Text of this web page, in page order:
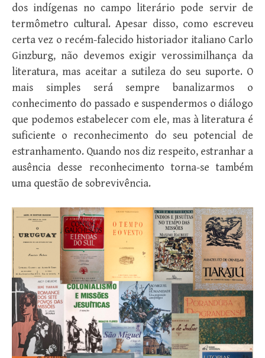
dos indígenas no campo literário pode servir de
termômetro cultural. Apesar disso, como escreveu
certa vez o recém-falecido historiador italiano Carlo
Ginzburg, não devemos exigir verossimilhança da
literatura, mas aceitar a sutileza do seu suporte. O
mais simples será sempre banalizarmos o
conhecimento do passado e suspendermos o diálogo
que podemos estabelecer com ele, mas à literatura é
suficiente o reconhecimento do seu potencial de
estranhamento. Quando nos diz respeito, estranhar a
ausência desse reconhecimento torna-se também
uma questão de sobrevivência.